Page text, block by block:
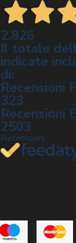
2.826
Il totale
indicate
di:
Recensioni
323
Recensioni
2503
Recensioni